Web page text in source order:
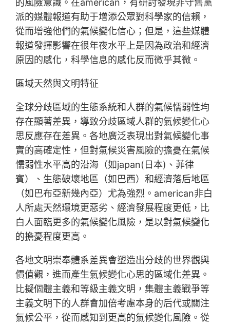
的風險意識。在american，有研討發現非守舊黨
派的媒體報道有助于增添公眾對科學家的信賴，
從而增強他們的氣候變化信心；但是，這些媒體
報道發揮影響在很年夜水平上是因為政治和經濟
原因的感化，科學信息的感化反而微乎其微。
區域天然與文明特征
全球分歧區域的生態系統和人群的氣候懦弱性均
存在顯著差異，導致分歧區域人群的氣候變化心
思反應存在差異。各地廣泛表現出對氣候變化事
實的高確定性，但對氣候災害風險的擔憂在氣候
懦弱性水平高的沿海（如japan(日本)、菲律
賓）、生態破壞地區（如巴西）和經濟落后地區
（如巴布亞新幾內亞）尤為強烈。american非白
人所處天然環境更惡劣、經濟發展程度更低，比
白人面臨更多的氣候變化風險，是以對氣候變化
的擔憂程度更高。
各地文明崇奉體系差異會塑造出分歧的世界觀與
價值觀，進而產生氣候變化心思的區域化差異。
比擬個體主義和等級主義文明，集體主義戰爭等
主義文明下的人群會加倍考慮本身的后代或關注
氣候公平，從而感知到更高的氣候變化風險。從